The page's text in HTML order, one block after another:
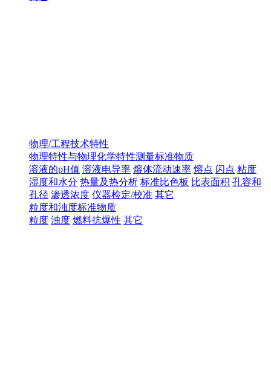
物理/工程技术特性
物理特性与物理化学特性测量标准物质
溶液的pH值 溶液电导率 熔体流动速率 熔点 闪点 粘度
湿度和水分 热量及热分析 标准比色板 比表面积 孔容和
孔径 渗透浓度 仪器检定/校准 其它
粒度和浊度标准物质
粒度 浊度 燃料抗爆性 其它